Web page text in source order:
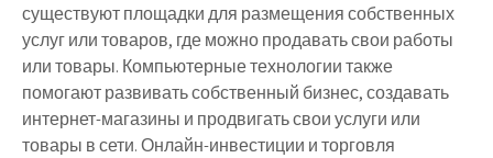
существуют площадки для размещения собственных
услуг или товаров, где можно продавать свои работы
или товары. Компьютерные технологии также
помогают развивать собственный бизнес, создавать
интернет-магазины и продвигать свои услуги или
товары в сети. Онлайн-инвестиции и торговля